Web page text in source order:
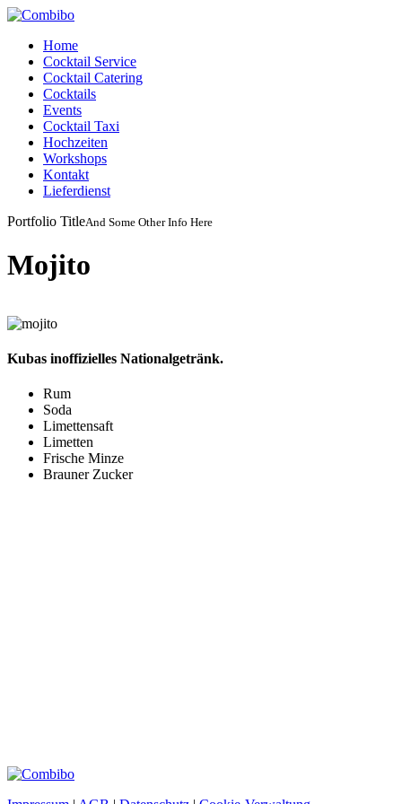
Home
Cocktail Service
Cocktail Catering
Cocktails
Events
Cocktail Taxi
Hochzeiten
Workshops
Kontakt
Lieferdienst
Portfolio TitleAnd Some OtherInfo Here
Mojito
Kubas inoffizielles Nationalgetränk.
Rum
Soda
Limettensaft
Limetten
Frische Minze
Brauner Zucker